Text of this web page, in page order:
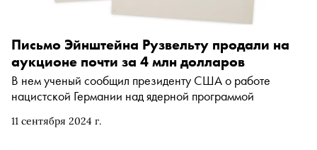
11 сентября 2024 г.
Письмо Эйнштейна Рузвельту продали на
аукционе почти за 4 млн долларов
В нем ученый сообщил президенту США о работе
нацистской Германии над ядерной программой